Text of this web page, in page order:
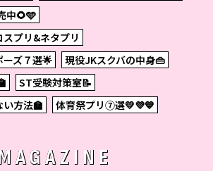
中🌻🩵
プリ&ネタプリ
ーズ７選🌟
現役JKスクバの中身👜
ST受験対策室📝
方法🏫
体育祭プリ⑦選💛💜💙